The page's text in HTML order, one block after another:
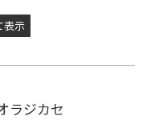
表示
ラジカセ